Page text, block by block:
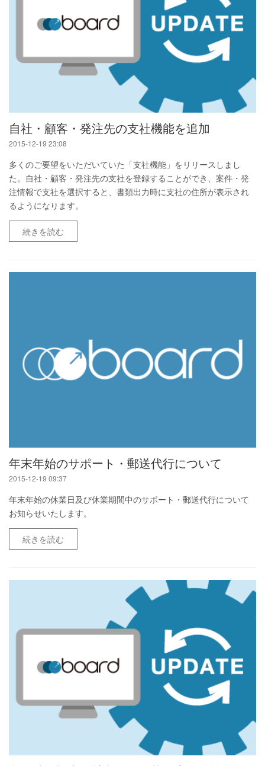
自社・顧客・発注先の支社機能を追加
2015-12-19 23:08
多くのご要望をいただいていた「支社機能」をリリースしまし
た。自社・顧客・発注先の支社を登録することができ、案件・発
注情報で支社を選択すると、書類出力時に支社の住所が表示され
るようになります。
続きを読む
年末年始のサポート・郵送代行について
2015-12-19 09:37
年末年始の休業日及び休業期間中のサポート・郵送代行について
お知らせいたします。
続きを読む